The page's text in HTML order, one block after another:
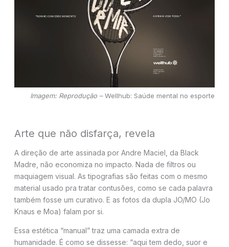
Imagem: Reprodução –Wellhub: Saúde mental no esporte
Arte que não disfarça, revela
A direção de arte assinada por Andre Maciel, da Black
Madre, não economiza no impacto. Nada de filtros ou
maquiagem visual. As tipografias são feitas com o mesmo
material usado pra tratar contusões, como se cada palavra
também fosse um curativo. E as fotos da dupla JO/MO (Jo
Knaus e Moa) falam por si.
Essa estética “manual” traz uma camada extra de
humanidade. É como se dissesse: “aqui tem dedo, suor e